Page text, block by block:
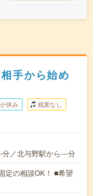
手から始め
休み 残業なし
／北与野駅から---分
定の相談OK！ ■希望